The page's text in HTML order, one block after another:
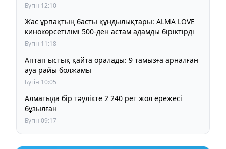
Бүгін 12:10
Жас ұрпақтың басты құндылықтары: ALMA LOVE
кинокөрсетілімі 500-ден астам адамды біріктірді
Бүгін 11:18
Аптап ыстық қайта оралады: 9 тамызға арналған
ауа райы болжамы
Бүгін 10:05
Алматыда бір тәулікте 2 240 рет жол ережесі
бұзылған
Бүгін 09:17